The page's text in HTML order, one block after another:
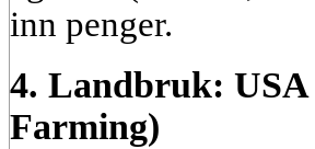
inn penger.
4. Landbruk: USA
Farming)